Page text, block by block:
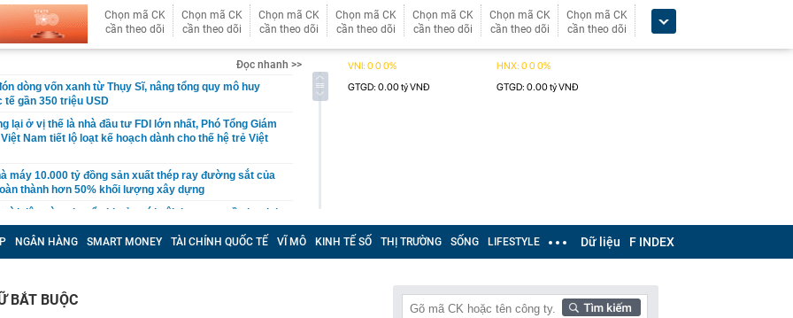
Chọn mã CK
cần theo dõi
Chọn mã CK
cần theo dõi
Chọn mã CK
cần theo dõi
Chọn mã CK
cần theo dõi
Chọn mã CK
cần theo dõi
Chọn mã CK
cần theo dõi
Chọn mã CK
cần theo dõi
Đọc nhanh >>
dòng vốn xanh từ Thụy Sĩ, nâng tổng quy mô huy
tế gần 350 triệu USD
lại ở vị thế là nhà đầu tư FDI lớn nhất, Phó Tổng Giám
Nam tiết lộ loạt kế hoạch dành cho thế hệ trẻ Việt
máy 10.000 tỷ đồng sản xuất thép ray đường sắt của
thành hơn 50% khối lượng xây dựng
dân vừa chuyển khoản với nội dung sau cần lưu lại
báo công an gần nhất
Google Assistant từ tháng 9, Gemini sẽ trở thành trợ lý
giá vàng miếng, vàng nhẫn tại SJC, Bảo Tín Mạnh Hải,
NGÂN HÀNG SMART MONEY TÀI CHÍNH QUỐC TẾ VĨ MÔ KINH TẾ SỐ THỊ TRƯỜNG SỐNG LIFESTYLE Dữ liệu F INDEX
BẮT BUỘC